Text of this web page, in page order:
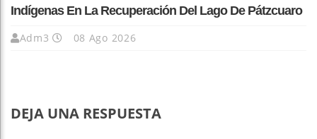
Indígenas En La Recuperación Del Lago De Pátzcuaro
Adm3 08 Ago 2026
DEJA UNA RESPUESTA